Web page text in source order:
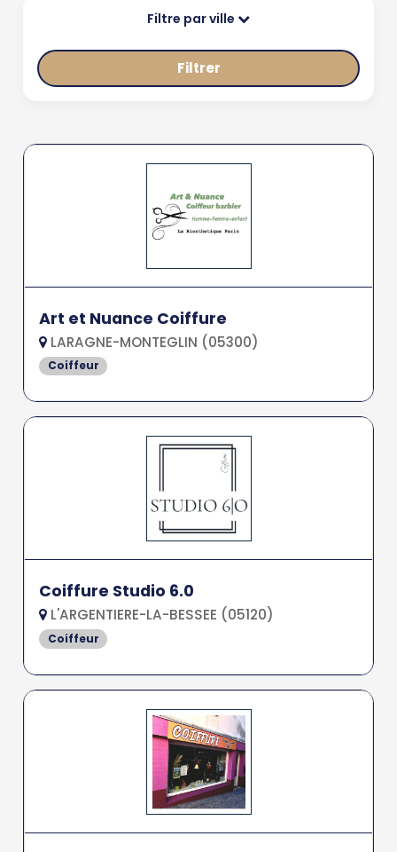
Filtre par ville
Filtrer
Art et Nuance Coiffure
LARAGNE-MONTEGLIN (05300)
Coiffeur
Coiffure Studio 6.0
L'ARGENTIERE-LA-BESSEE (05120)
Coiffeur